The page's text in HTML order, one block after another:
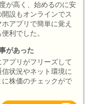
が高く、始めるのに安
設もオンラインでス
アプリで簡単に覚え
利でした。
があった
プリがフリーズして
状況やネット環境に
株価のチェックがで